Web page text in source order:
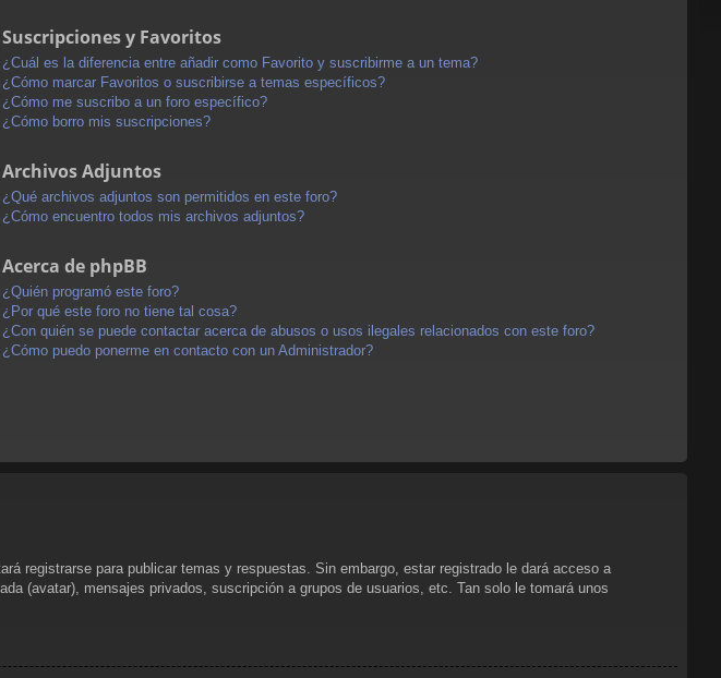
Suscripciones y Favoritos
¿Cuál es la diferencia entre añadir como Favorito y suscribirme a un tema?
¿Cómo marcar Favoritos o suscribirse a temas específicos?
¿Cómo me suscribo a un foro específico?
¿Cómo borro mis suscripciones?
Archivos Adjuntos
¿Qué archivos adjuntos son permitidos en este foro?
¿Cómo encuentro todos mis archivos adjuntos?
Acerca de phpBB
¿Quién programó este foro?
¿Por qué este foro no tiene tal cosa?
¿Con quién se puede contactar acerca de abusos o usos ilegales relacionados con este foro?
¿Cómo puedo ponerme en contacto con un Administrador?
registrarse para publicar temas y respuestas. Sin embargo, estar registrado le dará acceso a
(avatar), mensajes privados, suscripción a grupos de usuarios, etc. Tan solo le tomará unos